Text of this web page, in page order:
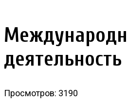
Просмотров: 3190